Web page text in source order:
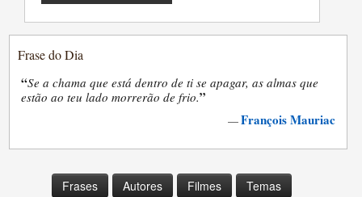
Frase do Dia
“Se a chama que está dentro de ti se apagar, as almas que
estão ao teu lado morrerão de frio.”
—François Mauriac
Frases Autores Filmes Temas